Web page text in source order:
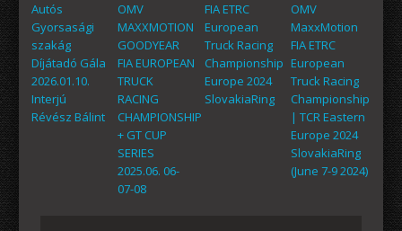
Autós
Gyorsasági
szakág
Díjátadó Gála
2026.01.10.
Interjú
Révész Bálint
OMV
MAXXMOTION
GOODYEAR
FIA EUROPEAN
TRUCK
RACING
CHAMPIONSHIP
+ GT CUP
SERIES
2025.06. 06-
07-08
FIA ETRC
European
Truck Racing
Championship
Europe 2024
SlovakiaRing
OMV
MaxxMotion
FIA ETRC
European
Truck Racing
Championship
| TCR Eastern
Europe 2024
SlovakiaRing
(June 7-9 2024)